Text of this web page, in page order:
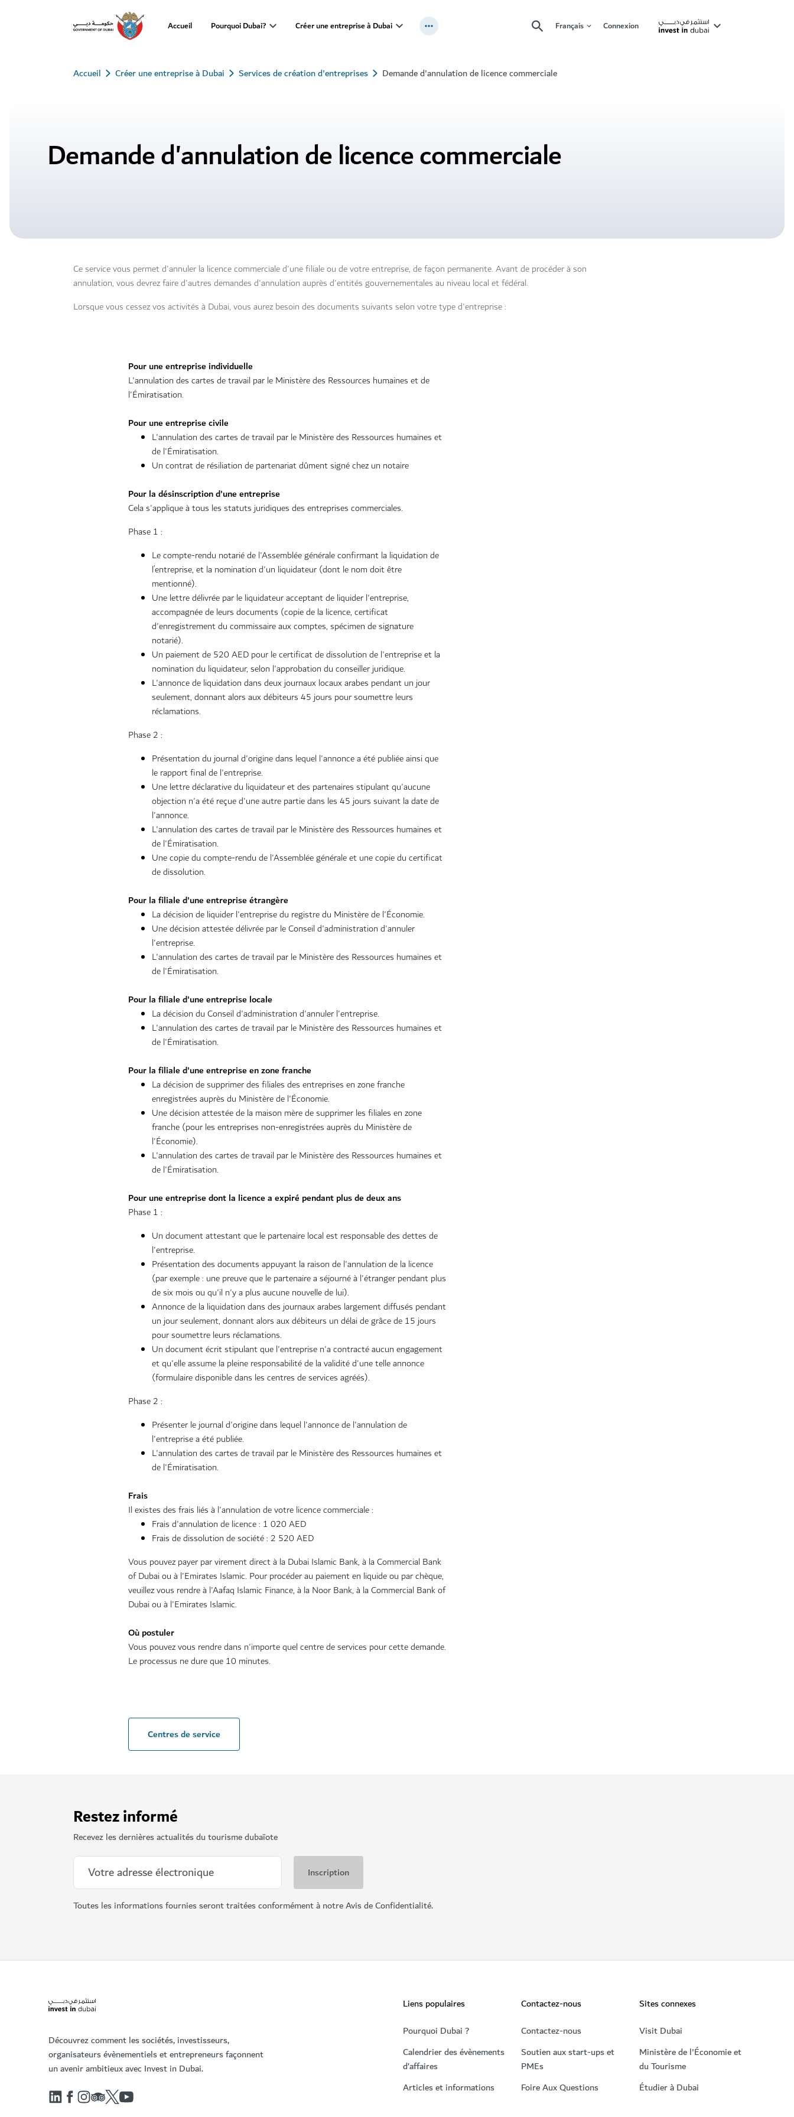
Accueil Pourquoi Dubai? Créer une entreprise à Dubai Français Connexion
Accueil Créer une entreprise à Dubai Services de création d'entreprises Demande d'annulation de licence commerciale
Demande d'annulation de licence commerciale
Ce service vous permet d'annuler la licence commerciale d'une filiale ou de votre entreprise, de façon permanente. Avant de procéder à son
annulation, vous devrez faire d'autres demandes d'annulation auprès d'entités gouvernementales au niveau local et fédéral.
Lorsque vous cessez vos activités à Dubai, vous aurez besoin des documents suivants selon votre type d'entreprise :
Pour une entreprise individuelle
L'annulation des cartes de travail par le Ministère des Ressources humaines et de
l'Émiratisation.
Pour une entreprise civile
L'annulation des cartes de travail par le Ministère des Ressources humaines et
de l'Émiratisation.
Un contrat de résiliation de partenariat dûment signé chez un notaire
Pour la désinscription d'une entreprise
Cela s'applique à tous les statuts juridiques des entreprises commerciales.
Phase 1 :
Le compte-rendu notarié de l'Assemblée générale confirmant la liquidation de
l’entreprise, et la nomination d'un liquidateur (dont le nom doit être
mentionné).
Une lettre délivrée par le liquidateur acceptant de liquider l'entreprise,
accompagnée de leurs documents (copie de la licence, certificat
d'enregistrement du commissaire aux comptes, spécimen de signature
notarié).
Un paiement de 520 AED pour le certificat de dissolution de l'entreprise et la
nomination du liquidateur, selon l'approbation du conseiller juridique.
L'annonce de liquidation dans deux journaux locaux arabes pendant un jour
seulement, donnant alors aux débiteurs 45 jours pour soumettre leurs
réclamations.
Phase 2 :
Présentation du journal d'origine dans lequel l'annonce a été publiée ainsi que
le rapport final de l'entreprise.
Une lettre déclarative du liquidateur et des partenaires stipulant qu'aucune
objection n'a été reçue d'une autre partie dans les 45 jours suivant la date de
l'annonce.
L'annulation des cartes de travail par le Ministère des Ressources humaines et
de l'Émiratisation.
Une copie du compte-rendu de l'Assemblée générale et une copie du certificat
de dissolution.
Pour la filiale d'une entreprise étrangère
La décision de liquider l'entreprise du registre du Ministère de l'Économie.
Une décision attestée délivrée par le Conseil d'administration d'annuler
l'entreprise.
L'annulation des cartes de travail par le Ministère des Ressources humaines et
de l'Émiratisation.
Pour la filiale d'une entreprise locale
La décision du Conseil d'administration d'annuler l'entreprise.
L'annulation des cartes de travail par le Ministère des Ressources humaines et
de l'Émiratisation.
Pour la filiale d'une entreprise en zone franche
La décision de supprimer des filiales des entreprises en zone franche
enregistrées auprès du Ministère de l'Économie.
Une décision attestée de la maison mère de supprimer les filiales en zone
franche (pour les entreprises non-enregistrées auprès du Ministère de
l'Économie).
L'annulation des cartes de travail par le Ministère des Ressources humaines et
de l'Émiratisation.
Pour une entreprise dont la licence a expiré pendant plus de deux ans
Phase 1 :
Un document attestant que le partenaire local est responsable des dettes de
l'entreprise.
Présentation des documents appuyant la raison de l'annulation de la licence
(par exemple : une preuve que le partenaire a séjourné à l'étranger pendant plus
de six mois ou qu'il n'y a plus aucune nouvelle de lui).
Annonce de la liquidation dans des journaux arabes largement diffusés pendant
un jour seulement, donnant alors aux débiteurs un délai de grâce de 15 jours
pour soumettre leurs réclamations.
Un document écrit stipulant que l'entreprise n'a contracté aucun engagement
et qu'elle assume la pleine responsabilité de la validité d'une telle annonce
(formulaire disponible dans les centres de services agréés).
Phase 2 :
Présenter le journal d'origine dans lequel l'annonce de l'annulation de
l'entreprise a été publiée.
L'annulation des cartes de travail par le Ministère des Ressources humaines et
de l'Émiratisation.
Frais
Il existes des frais liés à l'annulation de votre licence commerciale :
Frais d'annulation de licence : 1 020 AED
Frais de dissolution de société : 2 520 AED
Vous pouvez payer par virement direct à la Dubai Islamic Bank, à la Commercial Bank
of Dubai ou à l'Emirates Islamic. Pour procéder au paiement en liquide ou par chèque,
veuillez vous rendre à l'Aafaq Islamic Finance, à la Noor Bank, à la Commercial Bank of
Dubai ou à l'Emirates Islamic.
Où postuler
Vous pouvez vous rendre dans n'importe quel centre de services pour cette demande.
Le processus ne dure que 10 minutes.
Centres de service
Restez informé
Recevez les dernières actualités du tourisme dubaïote
Toutes les informations fournies seront traitées conformément à notre Avis de Confidentialité.
Découvrez comment les sociétés, investisseurs,
organisateurs évènementiels et entrepreneurs façonnent
un avenir ambitieux avec Invest in Dubai.
Liens populaires
Pourquoi Dubai ?
Calendrier des évènements
d’affaires
Articles et informations
Contactez-nous
Contactez-nous
Soutien aux start-ups et
PMEs
Foire Aux Questions
Sites connexes
Visit Dubai
Ministère de l'Économie et
du Tourisme
Étudier à Dubai